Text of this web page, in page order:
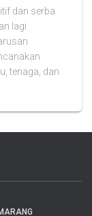
dan serba
lagi
tenaga, dan